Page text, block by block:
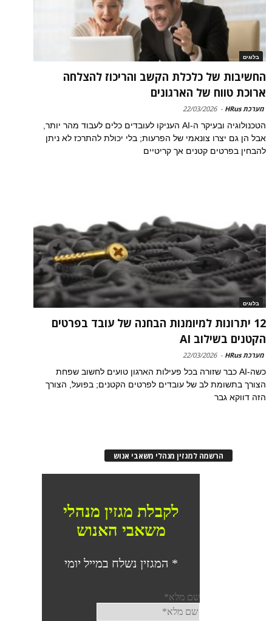
בלוגים
החשיבות של כלכלת הקשב והריכוז להצלחה
ארוכת טווח של הארגונים
מערכת HRus -
22/03/2026
הטכנולוגיה ובעיקר ה-AI העניקו לעובדים כלים לעבוד מהר יותר,
אבל הן גם יצרו צונאמי של הפרעות; בלי יכולת להתרכז לא ניתן
להבחין בפרטים קטנים אך קריטיים
בלוגים
12 יתרונות למיומנות הבחנה של עובד בפרטים
הקטנים בשילוב AI
מערכת HRus -
22/03/2026
כשה-AI כבר שזורה בכל פעילות הארגון טועים לחשוב שפחת
הצורך בתשומת לב של עובדים לפרטים הקטנים; בפועל, הצורך
הזה דווקא גבר
הרשמה למגזין מנהלי משאבי אנוש